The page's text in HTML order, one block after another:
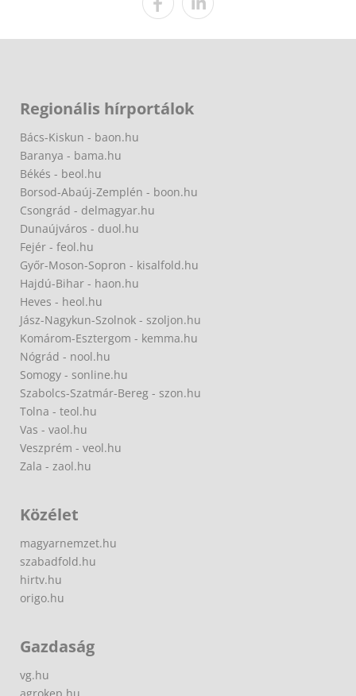
Regionális hírportálok
Bács-Kiskun - baon.hu
Baranya - bama.hu
Békés - beol.hu
Borsod-Abaúj-Zemplén - boon.hu
Csongrád - delmagyar.hu
Dunaújváros - duol.hu
Fejér - feol.hu
Győr-Moson-Sopron - kisalfold.hu
Hajdú-Bihar - haon.hu
Heves - heol.hu
Jász-Nagykun-Szolnok - szoljon.hu
Komárom-Esztergom - kemma.hu
Nógrád - nool.hu
Somogy - sonline.hu
Szabolcs-Szatmár-Bereg - szon.hu
Tolna - teol.hu
Vas - vaol.hu
Veszprém - veol.hu
Zala - zaol.hu
Közélet
magyarnemzet.hu
szabadfold.hu
hirtv.hu
origo.hu
Gazdaság
vg.hu
agrokep.hu